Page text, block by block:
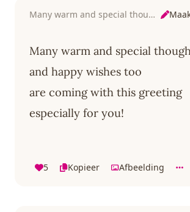
Many warm and special thoughts
Many warm and special
and happy wishes too
are coming with this greeting
especially for you!
5 Kopieer Afbeelding